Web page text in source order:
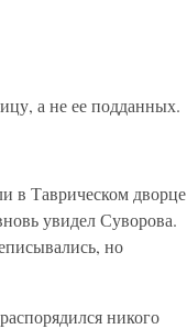
а не ее подданных.
в Таврическом дворце
увидел Суворова.
но
никого